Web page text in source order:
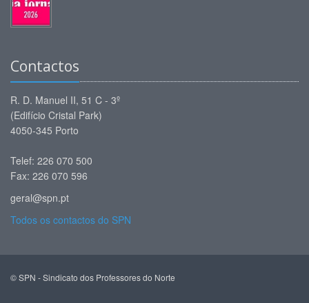
Contactos
R. D. Manuel II, 51 C - 3º
(Edifício Cristal Park)
4050-345 Porto
Telef: 226 070 500
Fax: 226 070 596
geral@spn.pt
Todos os contactos do SPN
© SPN - Sindicato dos Professores do Norte